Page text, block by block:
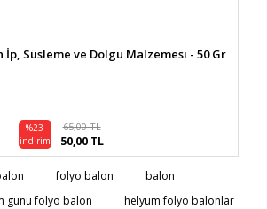
İp, Süsleme ve Dolgu Malzemesi - 50 Gr
%23
indirim
65,00 TL
50,00 TL
folyo balon
balon
günü folyo balon
helyum folyo balonlar